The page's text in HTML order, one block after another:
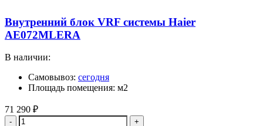
Внутренний блок VRF системы Haier
AE072MLERA
В наличии:
Самовывоз: сегодня
Площадь помещения: м2
71 290 ₽
Количество